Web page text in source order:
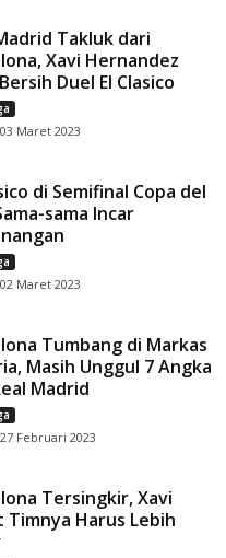
Takluk dari
Xavi Hernandez
Duel El Clasico
03 Maret 2023
di Semifinal Copa del
sama Incar
02 Maret 2023
Tumbang di Markas
Masih Unggul 7 Angka
Madrid
27 Februari 2023
Tersingkir, Xavi
Timnya Harus Lebih